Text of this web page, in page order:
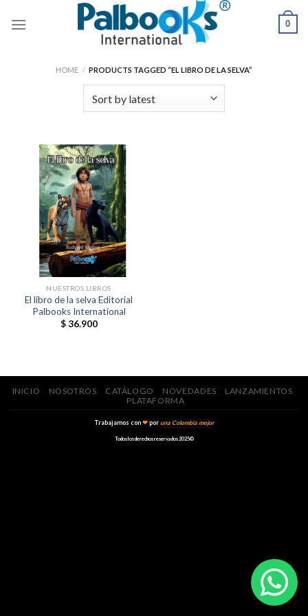
0
HOME / PRODUCTS TAGGED “EL LIBRO DE LA SELVA”
NUESTROS LIBROS
El libro de la selva Editorial
Palbooks International
$36.900
INICIO NOSOTROS CATÁLOGO NOVEDADES
LANZAMIENTOS
PLATAFORMA
Trabajamos con❤poruna Colombia mejor
Todos los derechos reservados 2025©️